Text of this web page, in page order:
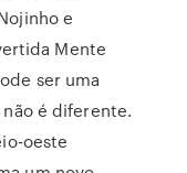
e
Mente
ser uma
é diferente.
oeste